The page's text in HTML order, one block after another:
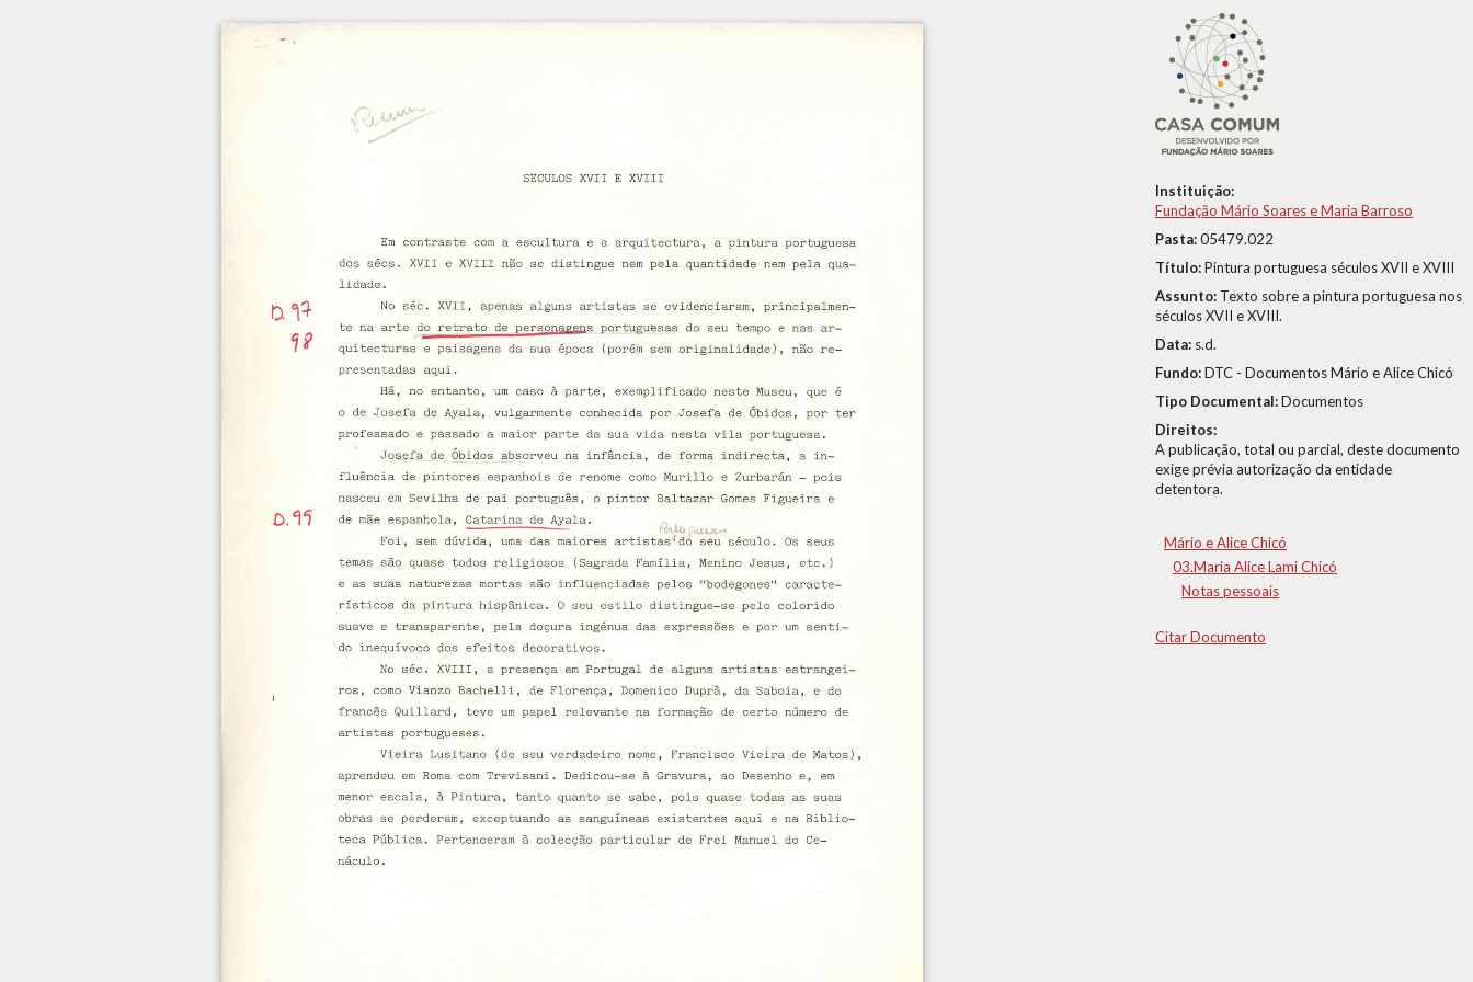
Instituição:
Fundação Mário Soares e Maria Barroso
Pasta:05479.022
Título:Pintura portuguesa séculos XVII e XVIII
Assunto: Texto sobre a pintura portuguesa nos
séculos XVII e XVIII.
Data: s.d.
Fundo:DTC - Documentos Mário e Alice Chicó
Tipo Documental:Documentos
Direitos:
A publicação, total ou parcial, deste documento
exige prévia autorização da entidade
detentora.
Mário e Alice Chicó
03.Maria Alice Lami Chicó
Notas pessoais
Citar Documento